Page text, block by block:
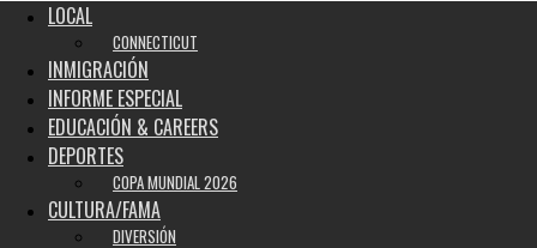
LOCAL
CONNECTICUT
INMIGRACIÓN
INFORME ESPECIAL
EDUCACIÓN & CAREERS
DEPORTES
COPA MUNDIAL 2026
CULTURA/FAMA
DIVERSIÓN